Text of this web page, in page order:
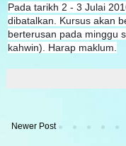
Pada tarikh 2 - 3 Julai
dibatalkan. Kursus akan
berterusan pada minggu
kahwin). Harap maklum.
Newer Post